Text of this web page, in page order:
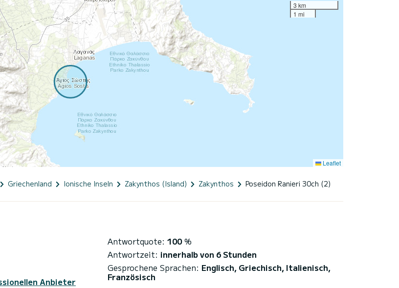
3 km
1 mi
Leaflet
Griechenland Ionische Inseln Zakynthos (Island) Zakynthos Poseidon Ranieri 30ch (2)
Anbieter
Antwortquote: 100%
Antwortzeit: innerhalb von 6 Stunden
Gesprochene Sprachen: Englisch, Griechisch, Italienisch,
Französisch